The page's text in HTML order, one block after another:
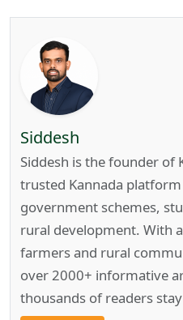
Siddesh
Siddesh is the founder of
trusted Kannada
government schemes,
rural development. With
farmers and rural
over 2000+ informative
thousands of readers